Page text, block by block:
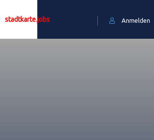
Anmelden
stadtkarte.jobs